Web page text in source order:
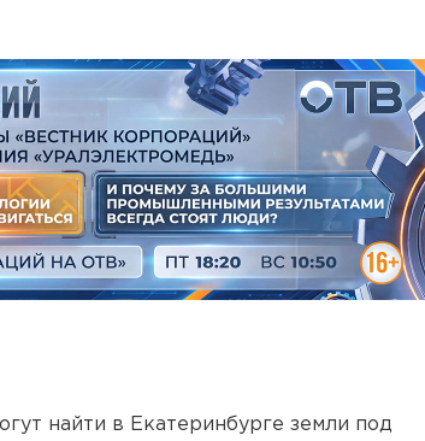
найти в Екатеринбурге земли под